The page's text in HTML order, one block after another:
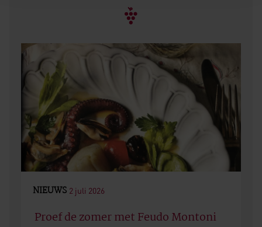
NIEUWS 2 juli 2026
Proef de zomer met Feudo Montoni